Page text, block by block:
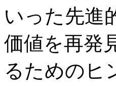
いった先進
価値を再発
るためのヒ